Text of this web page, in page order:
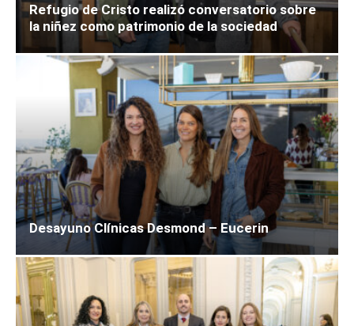
Refugio de Cristo realizó conversatorio sobre
la niñez como patrimonio de la sociedad
Desayuno Clínicas Desmond – Eucerin